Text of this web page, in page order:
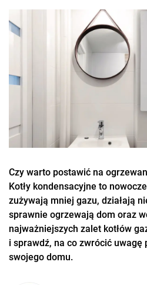
Czy warto postawić na
Kotły kondensacyjne to
zużywają mniej gazu, działają
sprawnie ogrzewają dom oraz
najważniejszych zalet kotłów
i sprawdź, na co zwrócić uwagę
swojego domu.